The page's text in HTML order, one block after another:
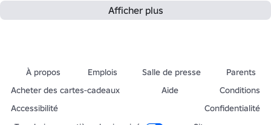
Afficher plus
À propos Emplois Salle de presse
Parents
Acheter des cartes-cadeaux
Aide
Conditions
Accessibilité
Confidentialité